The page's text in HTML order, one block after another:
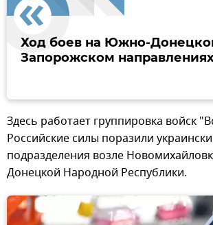
Ход боев на Южно-
Запорожском
Здесь работает группировка войск
Российские силы поразили
подразделения возле
Донецкой Народной Республики.